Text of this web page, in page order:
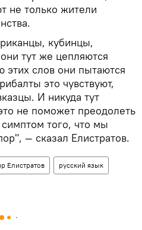
не только жители
кубинцы,
тут же цепляются
слов они пытаются
это чувствуют,
И никуда тут
не поможет преодолеть
симптом того, что мы
— сказал Елистратов.
Елистратов русский язык